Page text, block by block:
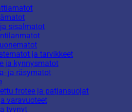
sisalmatot
ja tarvikkeet
ja kynnysmatot
ja räsymatot
frotee ja patjansuojat
varavuoteet
tyynyt